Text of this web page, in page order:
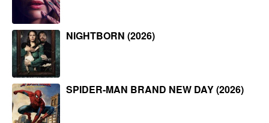
NIGHTBORN (2026)
SPIDER-MAN BRAND NEW DAY (2026)